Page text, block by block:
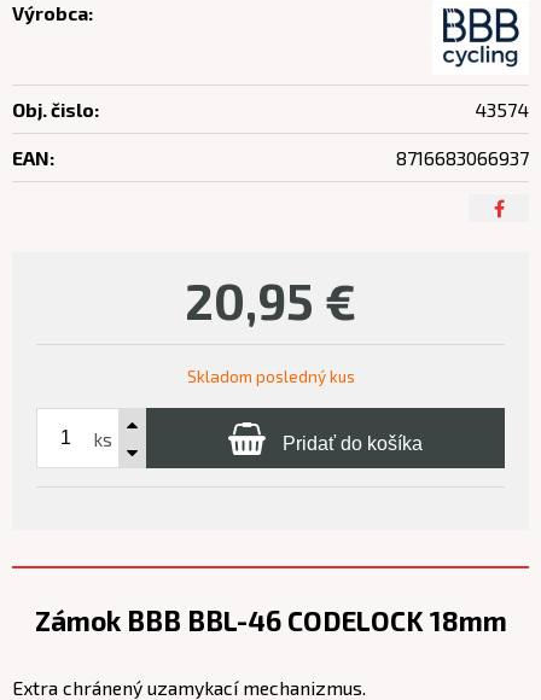
20,95 €
Skladom posledný kus
ks Pridať do košíka
Výrobca:
Obj. čislo: 43574
EAN: 8716683066937
Zámok BBB BBL-46 CODELOCK 18mm
Extra chránený uzamykací mechanizmus.